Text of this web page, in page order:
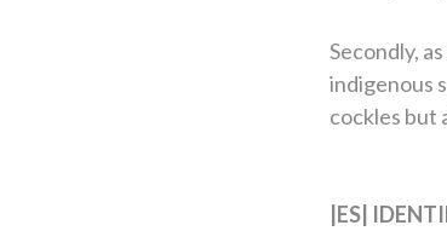
Secondly,
indigenous
cockles but
|ES|